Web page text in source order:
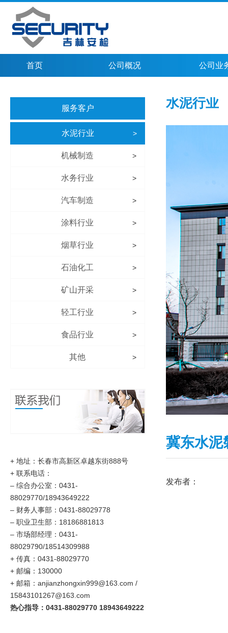
首页 公司概况 公司业
服务客户
水泥行业 >
机械制造 >
水务行业 >
汽车制造 >
涂料行业 >
烟草行业 >
石油化工 >
矿山开采 >
轻工行业 >
食品行业 >
其他 >
+ 地址：长春市高新区卓越东街888号
+ 联系电话：
– 综合办公室：0431-
88029770/18943649222
– 财务人事部：0431-88029778
– 职业卫生部：18186881813
– 市场部经理：0431-
88029790/18514309988
+ 传真：0431-88029770
+ 邮编：130000
+ 邮箱：anjianzhongxin999@163.com /
15843101267@163.com
热心指导：0431-88029770 18943649222
水泥行业
冀东水泥
发布者：